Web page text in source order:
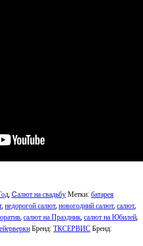
,Cалют на свадьбуМетки: батарея
,недорогой салют,новогодний салют,салют,
,салют на Праздник,салют на Юбилей,
Бренд: ТКСЕРВИСБренд: